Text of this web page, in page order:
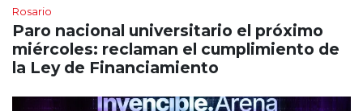
Rosario
Paro nacional universitario el próximo
miércoles: reclaman el cumplimiento de
la Ley de Financiamiento